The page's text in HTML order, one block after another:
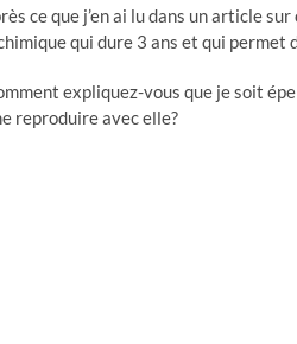
ce que j’en ai lu dans un article
qui dure 3 ans et qui permet
expliquez-vous que je soit
reproduire avec elle?